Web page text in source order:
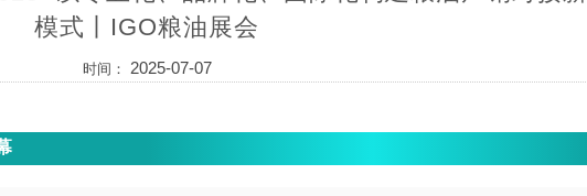
模式丨IGO粮油展会
时间： 2025-07-07